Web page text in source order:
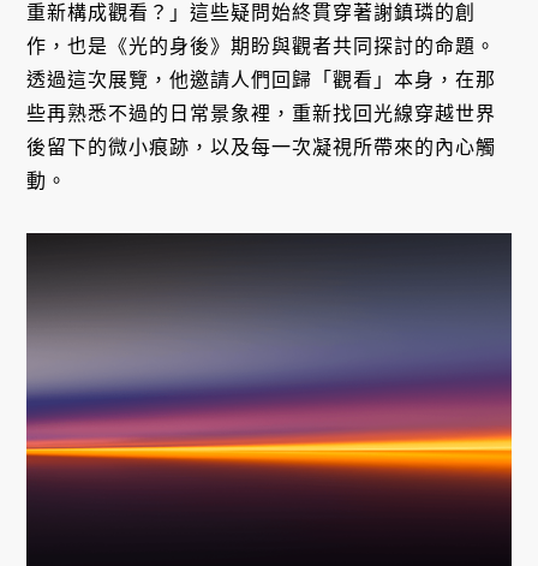
重新構成觀看？」這些疑問始終貫穿著謝鎮璘的創
作，也是《光的身後》期盼與觀者共同探討的命題。
透過這次展覽，他邀請人們回歸「觀看」本身，在那
些再熟悉不過的日常景象裡，重新找回光線穿越世界
後留下的微小痕跡，以及每一次凝視所帶來的內心觸
動。